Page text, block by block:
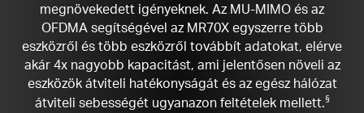
megnövekedett igényeknek. Az MU-MIMO és az
OFDMA segítségével az MR70X egyszerre több
eszközről és több eszközről továbbít adatokat, elérve
akár 4x nagyobb kapacitást, ami jelentősen növeli az
eszközök átviteli hatékonyságát és az egész hálózat
átviteli sebességét ugyanazon feltételek mellett.§